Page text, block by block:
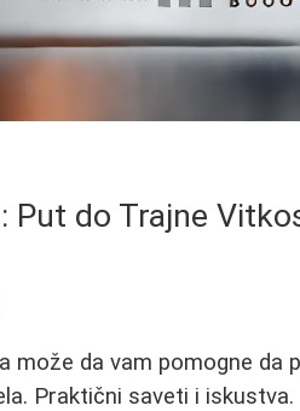
Put do Trajne
može da vam pomogne da
Praktični saveti i iskustva.